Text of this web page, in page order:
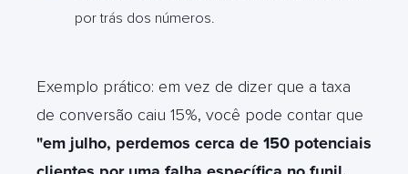
por trás dos números.
Exemplo prático: em vez de dizer que a taxa
de conversão caiu 15%, você pode contar que
"em julho, perdemos cerca de 150 potenciais